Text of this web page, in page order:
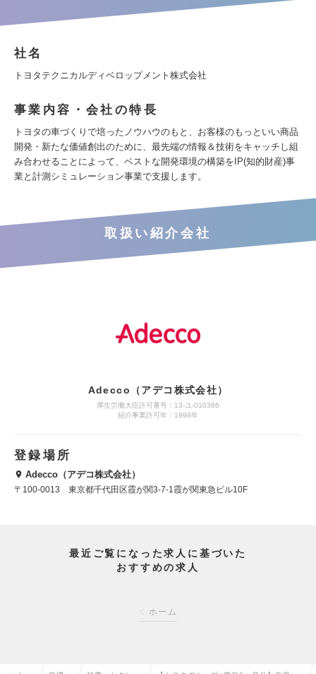
社名
トヨタテクニカルディベロップメント株式会社
事業内容・会社の特長
トヨタの車づくりで培ったノウハウのもと、お客様のもっといい商品
開発・新たな価値創出のために、最先端の情報＆技術をキャッチし組
み合わせることによって、ベストな開発環境の構築をIP(知的財産)事
業と計測シミュレーション事業で支援します。
取扱い紹介会社
Adecco（アデコ株式会社）
厚生労働大臣許可番号：13-ユ-010386
紹介事業許可年：1998年
登録場所
Adecco（アデコ株式会社）
〒100-0013 東京都千代田区霞が関3-7-1霞が関東急ビル10F
最近ご覧になった求人に基づいた
おすすめの求人
ホーム